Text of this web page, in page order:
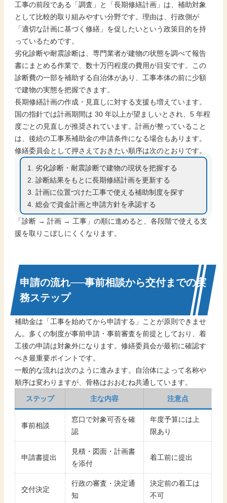
工事の前段である「調査」と「長期修繕計画」は、補助対象
として比較的取り組みやすい分野です。理由は、行政側が
「適切な計画に基づく修繕」を促したいという政策目的を持
っているためです。
劣化診断や耐震診断は、専門業者が建物の状態を調べて報告
書にまとめる作業で、数十万円程度の費用が目安です。この
診断費の一部を補助する自治体があり、工事本体の前に少額
で建物の実態を把握できます。
長期修繕計画の作成・見直しに対する支援も増えています。
国の指針では計画期間は 30 年以上が望ましいとされ、5 年程
度ごとの見直しが推奨されています。計画が整っていること
は、後続の工事系補助金の申請条件になる場合もあります。
修繕委員会として押さえておきたい順序は次のとおりです。
劣化診断・耐震診断で建物の現状を把握する
診断結果をもとに長期修繕計画を更新する
計画に位置づけた工事で使える補助制度を探す
総会で資金計画と申請方針を承認する
「診断 → 計画 → 工事」の順に進めると、各段階で使える支
援を取りこぼしにくくなります。
申請の流れ──事前相談から交付までの実
務ステップ
補助金は「工事を始めてから申請する」ことが原則できませ
ん。多くの制度が事前申請・事前審査を前提としており、着
工後の申請は対象外になります。修繕委員会が最初に確認す
べき最重要ポイントです。
一般的な流れは次のように進みます。自治体によって名称や
順序は変わりますが、骨格はおおむね共通しています。
ステップ
主な内容 注意点
事前相談
窓口で対象可否を確
認
年度予算には上
限あり
申請書提出
見積・図面・計画書
を添付
着工前に提出
交付決定
行政の審査・決定通
知
決定前の着工は
不可